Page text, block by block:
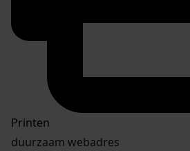
Printen
duurzaam webadres